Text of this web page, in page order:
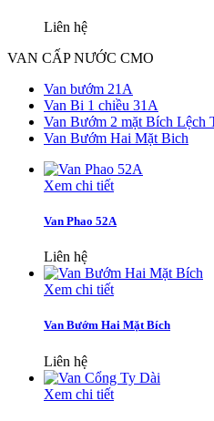
Liên hệ
VAN CẤP NƯỚC CMO
Van bướm 21A
Van Bi 1 chiều 31A
Van Bướm 2 mặt Bích Lệch
Van Bướm Hai Mặt Bich
Xem chi tiết
Van Phao 52A
Liên hệ
Xem chi tiết
Van Bướm Hai Mặt Bích
Liên hệ
Xem chi tiết